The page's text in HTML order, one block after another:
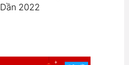
Dần 2022